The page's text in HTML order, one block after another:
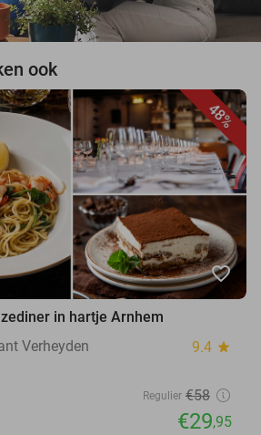
ook
48%
favorite_border
in hartje Arnhem
Verheyden
9.4 star
Regulier €58
€29,95